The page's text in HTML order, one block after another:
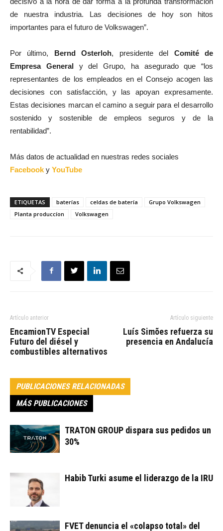
de nuestra industria. Las decisiones de hoy son hitos
importantes para el futuro de Volkswagen”.
Por último, Bernd Osterloh, presidente del Comité de
Empresa Generaly del Grupo, ha asegurado que “los
representantes de los empleados en el Consejo acogen las
decisiones con satisfacción, y las apoyan expresamente.
Estas decisiones marcan el camino a seguir para el desarrollo
sostenido y sostenible de empleos seguros y de la
rentabilidad”.
Más datos de actualidad en nuestras redes sociales
Facebook y YouTube
ETIQUETAS baterías celdas de batería
Grupo Volkswagen
Planta produccíon
Volkswagen
Artículo anterior
EncamionTV Especial
Futuro del diésel y
combustibles alternativos
Artículo siguiente
Luís Simões refuerza su
presencia en Andalucía
PUBLICACIONES RELACIONADAS
MÁS PUBLICACIONES
TRATON GROUP dispara sus pedidos un
30%
Habib Turki asume el liderazgo de la IRU
FVET denuncia el «colapso total» del